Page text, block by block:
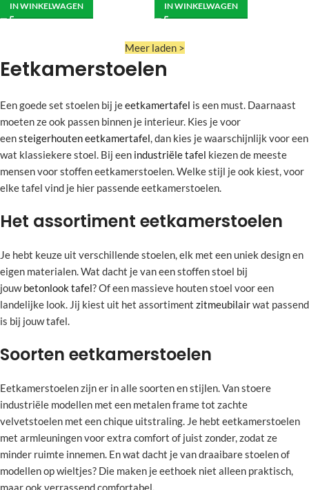
IN WINKELWAGEN IN WINKELWAGEN
Meer laden >
Eetkamerstoelen
Een goede set stoelen bij jeeetkamertafel is een must. Daarnaast
moeten ze ook passen binnen je interieur. Kies je voor
eensteigerhouten eetkamertafel, dan kies je waarschijnlijk voor een
wat klassiekere stoel. Bij een industriële tafel kiezen de meeste
mensen voor stoffen eetkamerstoelen. Welke stijl je ook kiest, voor
elke tafel vind je hier passende eetkamerstoelen.
Het assortiment eetkamerstoelen
Je hebt keuze uit verschillende stoelen, elk met een uniek design en
eigen materialen. Wat dacht je van een stoffen stoel bij
jouwbetonlook tafel? Of een massieve houten stoel voor een
landelijke look. Jij kiest uit het assortiment zitmeubilairwat passend
is bij jouw tafel.
Soorten eetkamerstoelen
Eetkamerstoelen zijn er in alle soorten en stijlen. Van stoere
industriële modellen met een metalen frame tot zachte
velvetstoelen met een chique uitstraling. Je hebt eetkamerstoelen
met armleuningen voor extra comfort of juist zonder, zodat ze
minder ruimte innemen. En wat dacht je van draaibare stoelen of
modellen op wieltjes? Die maken je eethoek niet alleen praktisch,
maar ook verrassend comfortabel.